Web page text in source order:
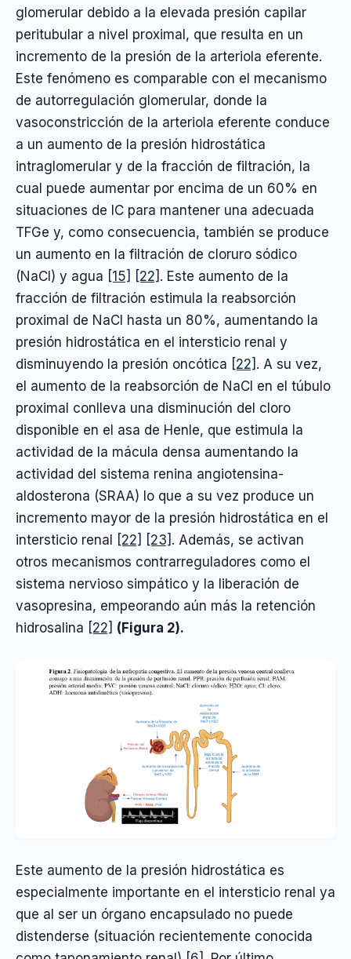
glomerular debido a la elevada presión capilar
peritubular a nivel proximal, que resulta en un
incremento de la presión de la arteriola eferente.
Este fenómeno es comparable con el mecanismo
de autorregulación glomerular, donde la
vasoconstricción de la arteriola eferente conduce
a un aumento de la presión hidrostática
intraglomerular y de la fracción de filtración, la
cual puede aumentar por encima de un 60% en
situaciones de IC para mantener una adecuada
TFGe y, como consecuencia, también se produce
un aumento en la filtración de cloruro sódico
(NaCl) y agua [15] [22] . Este aumento de la
fracción de filtración estimula la reabsorción
proximal de NaCl hasta un 80%, aumentando la
presión hidrostática en el intersticio renal y
disminuyendo la presión oncótica [22] . A su vez,
el aumento de la reabsorción de NaCl en el túbulo
proximal conlleva una disminución del cloro
disponible en el asa de Henle, que estimula la
actividad de la mácula densa aumentando la
actividad del sistema renina angiotensina-
aldosterona (SRAA) lo que a su vez produce un
incremento mayor de la presión hidrostática en el
intersticio renal
[22] [23] . Además, se activan
otros mecanismos contrarreguladores como el
sistema nervioso simpático y la liberación de
vasopresina, empeorando aún más la retención
hidrosalina [22] (Figura 2).
Este aumento de la presión hidrostática es
especialmente importante en el intersticio renal ya
que al ser un órgano encapsulado no puede
distenderse (situación recientemente conocida